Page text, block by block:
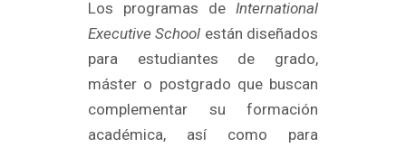
Los programas de International
Executive School están diseñados
para estudiantes de grado,
máster o postgrado que buscan
complementar su formación
académica, así como para